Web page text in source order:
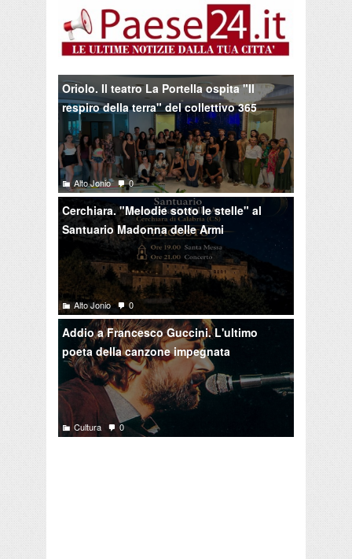
Oriolo. Il teatro La Portella ospita "Il
respiro della terra" del collettivo 365
Alto Jonio 0
Cerchiara. "Melodie sotto le stelle" al
Santuario Madonna delle Armi
Alto Jonio 0
Addio a Francesco Guccini. L'ultimo
poeta della canzone impegnata
Cultura 0